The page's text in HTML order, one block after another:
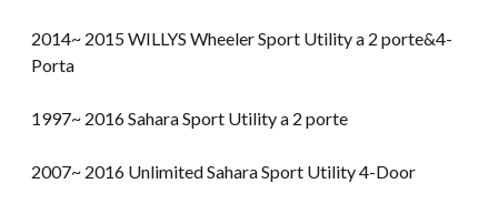
2014~ 2015 WILLYS Wheeler Sport Utility a 2 porte&4-
Porta
1997~ 2016 Sahara Sport Utility a 2 porte
2007~ 2016 Unlimited Sahara Sport Utility 4-Door